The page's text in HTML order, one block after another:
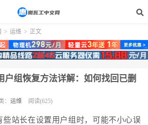
> 运维 > 正文
户组恢复方法详解：如何找回已删
： 运维 阅读(625)
些站长在设置用户组时，可能不小心误